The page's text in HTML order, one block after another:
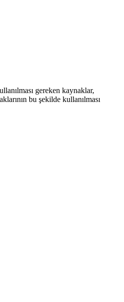
gereken kaynaklar,
bu şekilde kullanılması